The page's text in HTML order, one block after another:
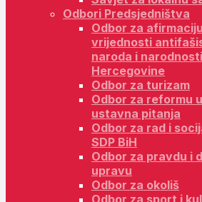
Odbori Predsjedništva
Odbor za
vrijednosti
naroda i
Hercegovine
Odbor za turizam
Odbor za reformu
ustavna pitanja
Odbor za rad i
SDP BiH
Odbor za pravdu i
upravu
Odbor za okoliš
Odbor za sport i